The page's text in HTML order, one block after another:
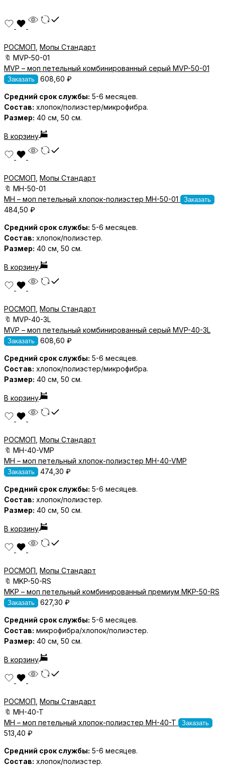
РОСМОП Мопы Стандарт
🔖 MVP-50-01
MVP – моп петельный комбинированный серый MVP-50-01
Заказать 608,60 ₽
Средний срок службы: 5-6 месяцев.
Состав: хлопок/полиэстер/микрофибра.
Размер: 40 см, 50 см.
В корзину
РОСМОП Мопы Стандарт
🔖 MH-50-01
MH – моп петельный хлопок-полиэстер MH-50-01
Заказать
484,50 ₽
Средний срок службы: 5-6 месяцев.
Состав: хлопок/полиэстер.
Размер: 40 см, 50 см.
В корзину
РОСМОП Мопы Стандарт
🔖 MVP-40-3L
MVP – моп петельный комбинированный серый MVP-40-3L
Заказать 608,60 ₽
Средний срок службы: 5-6 месяцев.
Состав: хлопок/полиэстер/микрофибра.
Размер: 40 см, 50 см.
В корзину
РОСМОП Мопы Стандарт
🔖 MH-40-VMP
MH – моп петельный хлопок-полиэстер MH-40-VMP
Заказать 474,30 ₽
Средний срок службы: 5-6 месяцев.
Состав: хлопок/полиэстер.
Размер: 40 см, 50 см.
В корзину
РОСМОП Мопы Стандарт
🔖 MKP-50-RS
MKP – моп петельный комбинированный премиум MKP-50-RS
Заказать 627,30 ₽
Средний срок службы: 5-6 месяцев.
Состав: микрофибра/хлопок/полиэстер.
Размер: 40 см, 50 см.
В корзину
РОСМОП Мопы Стандарт
🔖 MH-40-T
MH – моп петельный хлопок-полиэстер MH-40-T
Заказать
513,40 ₽
Средний срок службы: 5-6 месяцев.
Состав: хлопок/полиэстер.